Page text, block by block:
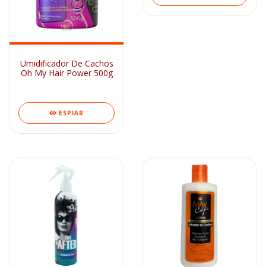
Umidificador De Cachos
Oh My Hair Power 500g
ESPIAR